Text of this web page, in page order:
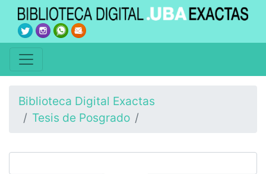
Biblioteca Digital Exactas
Tesis de Posgrado